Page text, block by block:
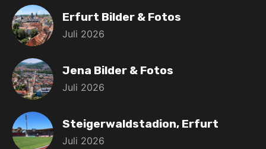
Erfurt Bilder & Fotos
Juli 2026
Jena Bilder & Fotos
Juli 2026
Steigerwaldstadion, Erfurt
Juli 2026